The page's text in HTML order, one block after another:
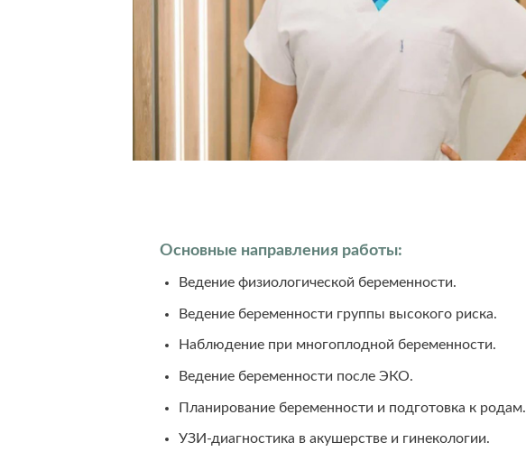
Основные направления работы:
Ведение физиологической беременности.
Ведение беременности группы высокого риска.
Наблюдение при многоплодной беременности.
Ведение беременности после ЭКО.
Планирование беременности и подготовка к родам.
УЗИ-диагностика в акушерстве и гинекологии.